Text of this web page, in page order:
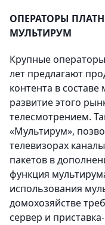
ОПЕРАТОРЫ
МУЛЬТИРУМ
Крупные
лет предлагают
контента в
развитие этого
телесмотрением.
«Мультирум»,
телевизорах
пакетов в
функция
использования
домохозяйстве
сервер и